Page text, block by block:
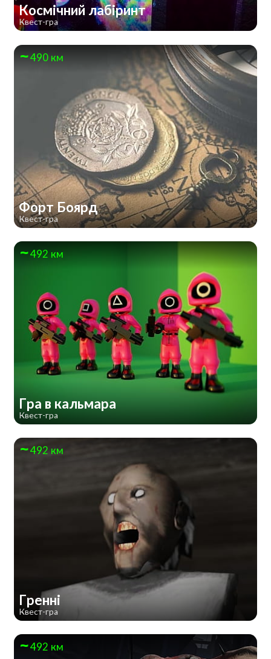
Космічний лабіринт
Квест-гра
490 км
Форт Боярд
Квест-гра
492 км
Гра в кальмара
Квест-гра
492 км
Гренні
Квест-гра
492 км